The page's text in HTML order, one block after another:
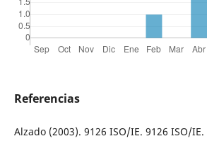
Referencias
Alzado (2003). 9126 ISO/IE. 9126 ISO/